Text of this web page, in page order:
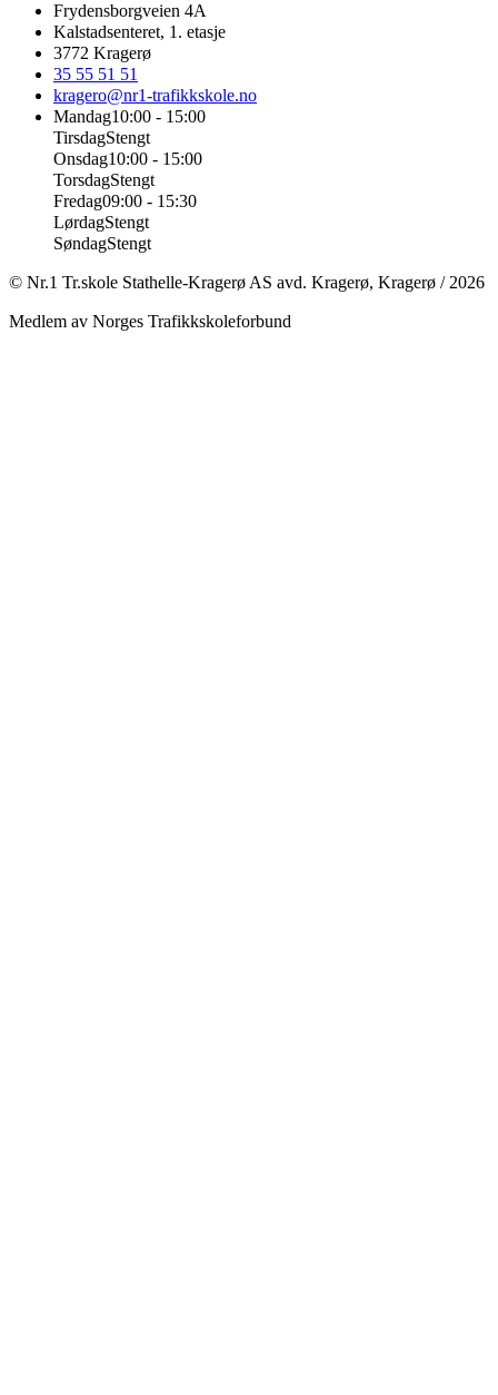
Frydensborgveien 4A
Kalstadsenteret, 1. etasje
3772 Kragerø
35 55 51 51
kragero@nr1-trafikkskole.no
Mandag10:00 - 15:00
TirsdagStengt
Onsdag10:00 - 15:00
TorsdagStengt
Fredag09:00 - 15:30
LørdagStengt
SøndagStengt
© Nr.1 Tr.skole Stathelle-Kragerø AS avd. Kragerø, Kragerø / 2026
Medlem av Norges Trafikkskoleforbund